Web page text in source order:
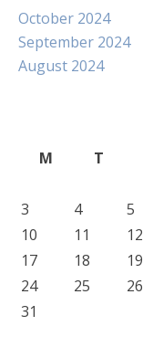
October 2024
September 2024
August 2024
M
T
3
4 5
10
11 12
17
18 19
24
25 26
31